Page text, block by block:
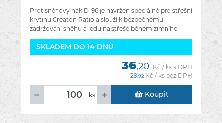
Protisněhový hák D-96 je navržen speciálně pro střešní
krytinu Creaton Ratio a slouží k bezpečnému
zadržování sněhu a ledu na střeše během zimního
období. Zabraňuje
SKLADEM DO 14 DNŮ
36,20 Kč / ks s DPH
29,92 Kč / ks bez DPH
ks Koupit